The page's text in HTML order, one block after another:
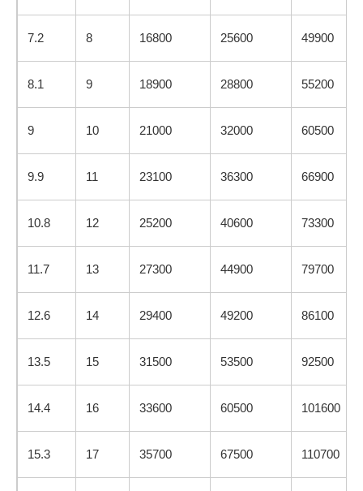
7.2 8 16800 25600 49900
8.1 9 18900 28800 55200
9 10 21000 32000 60500
9.9 11 23100 36300 66900
10.8 12 25200 40600 73300
11.7 13 27300 44900 79700
12.6 14 29400 49200 86100
13.5 15 31500 53500 92500
14.4 16 33600 60500 101600
15.3 17 35700 67500 110700